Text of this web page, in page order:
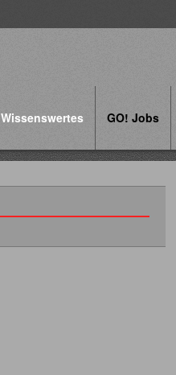
Wissenswertes GO! Jobs